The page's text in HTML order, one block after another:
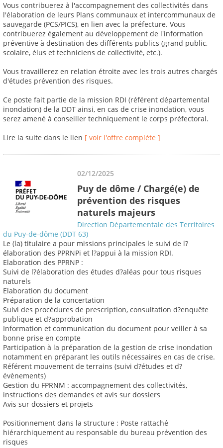
Vous contribuerez à l'accompagnement des collectivités dans
l'élaboration de leurs Plans communaux et intercommunaux de
sauvegarde (PCS/PICS), en lien avec la préfecture. Vous
contribuerez également au développement de l'information
préventive à destination des différents publics (grand public,
scolaire, élus et techniciens de collectivité, etc.).
Vous travaillerez en relation étroite avec les trois autres chargés
d'études prévention des risques.
Ce poste fait partie de la mission RDI (référent départemental
inondation) de la DDT ainsi, en cas de crise inondation, vous
serez amené à conseiller techniquement le corps préfectoral.
Lire la suite dans le lien [ voir l'offre complète ]
02/12/2025
Puy de dôme / Chargé(e) de
prévention des risques
naturels majeurs
Direction Départementale des Territoires
du Puy-de-dôme (DDT 63)
Le (la) titulaire a pour missions principales le suivi de l?
élaboration des PPRNPi et l?appui à la mission RDI.
Elaboration des PPRNP :
Suivi de l?élaboration des études d?aléas pour tous risques
naturels
Elaboration du document
Préparation de la concertation
Suivi des procédures de prescription, consultation d?enquête
publique et d?approbation
Information et communication du document pour veiller à sa
bonne prise en compte
Participation à la préparation de la gestion de crise inondation
notamment en préparant les outils nécessaires en cas de crise.
Référent mouvement de terrains (suivi d?études et d?
évènements)
Gestion du FPRNM : accompagnement des collectivités,
instructions des demandes et avis sur dossiers
Avis sur dossiers et projets
Positionnement dans la structure : Poste rattaché
hiérarchiquement au responsable du bureau prévention des
risques